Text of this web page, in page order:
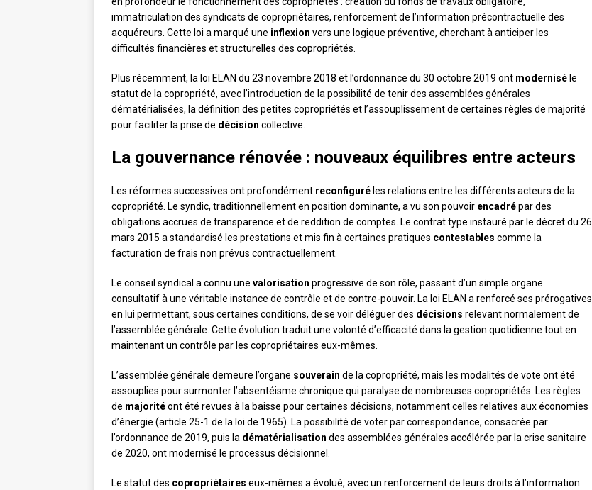
immatriculation des syndicats de copropriétaires, renforcement de l’information précontractuelle des
acquéreurs. Cette loi a marqué une inflexion vers une logique préventive, cherchant à anticiper les
difficultés financières et structurelles des copropriétés.
Plus récemment, la loi ELAN du 23 novembre 2018 et l’ordonnance du 30 octobre 2019 ont modernisé le
statut de la copropriété, avec l’introduction de la possibilité de tenir des assemblées générales
dématérialisées, la définition des petites copropriétés et l’assouplissement de certaines règles de majorité
pour faciliter la prise de décision collective.
La gouvernance rénovée : nouveaux équilibres entre acteurs
Les réformes successives ont profondément reconfiguré les relations entre les différents acteurs de la
copropriété. Le syndic, traditionnellement en position dominante, a vu son pouvoir encadrépar des
obligations accrues de transparence et de reddition de comptes. Le contrat type instauré par le décret du 26
mars 2015 a standardisé les prestations et mis fin à certaines pratiques contestables comme la
facturation de frais non prévus contractuellement.
Le conseil syndical a connu une valorisation progressive de son rôle, passant d’un simple organe
consultatif à une véritable instance de contrôle et de contre-pouvoir. La loi ELAN a renforcé ses prérogatives
en lui permettant, sous certaines conditions, de se voir déléguer des décisions relevant normalement de
l’assemblée générale. Cette évolution traduit une volonté d’efficacité dans la gestion quotidienne tout en
maintenant un contrôle par les copropriétaires eux-mêmes.
L’assemblée générale demeure l’organe souverain de la copropriété, mais les modalités de vote ont été
assouplies pour surmonter l’absentéisme chronique qui paralyse de nombreuses copropriétés. Les règles
de majoritéont été revues à la baisse pour certaines décisions, notamment celles relatives aux économies
d’énergie (article 25-1 de la loi de 1965). La possibilité de voter par correspondance, consacrée par
l’ordonnance de 2019, puis la dématérialisation des assemblées générales accélérée par la crise sanitaire
de 2020, ont modernisé le processus décisionnel.
Le statut des copropriétaires eux-mêmes a évolué, avec un renforcement de leurs droits à l’information